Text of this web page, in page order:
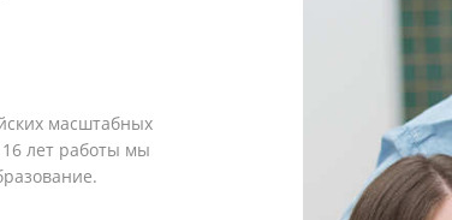
масштабных
16 лет работы мы